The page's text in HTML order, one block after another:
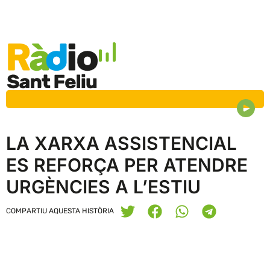
LA XARXA ASSISTENCIAL
ES REFORÇA PER ATENDRE
URGÈNCIES A L’ESTIU
COMPARTIU AQUESTA HISTÒRIA